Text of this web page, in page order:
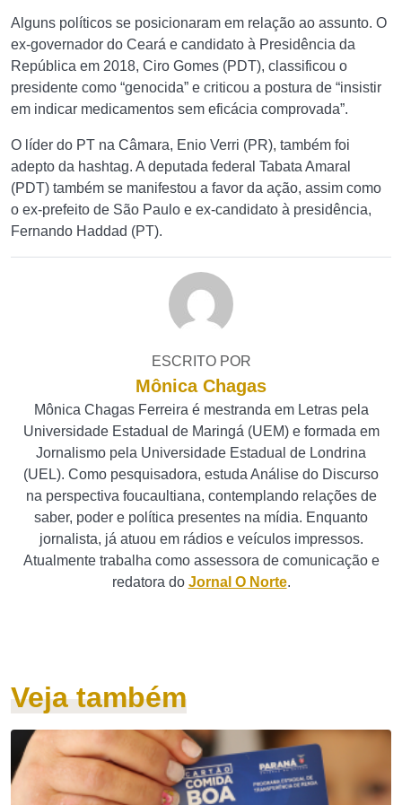
Alguns políticos se posicionaram em relação ao assunto. O
ex-governador do Ceará e candidato à Presidência da
República em 2018, Ciro Gomes (PDT), classificou o
presidente como “genocida” e criticou a postura de “insistir
em indicar medicamentos sem eficácia comprovada”.
O líder do PT na Câmara, Enio Verri (PR), também foi
adepto da hashtag. A deputada federal Tabata Amaral
(PDT) também se manifestou a favor da ação, assim como
o ex-prefeito de São Paulo e ex-candidato à presidência,
Fernando Haddad (PT).
ESCRITO POR
Mônica Chagas
Mônica Chagas Ferreira é mestranda em Letras pela
Universidade Estadual de Maringá (UEM) e formada em
Jornalismo pela Universidade Estadual de Londrina
(UEL). Como pesquisadora, estuda Análise do Discurso
na perspectiva foucaultiana, contemplando relações de
saber, poder e política presentes na mídia. Enquanto
jornalista, já atuou em rádios e veículos impressos.
Atualmente trabalha como assessora de comunicação e
redatora do Jornal O Norte.
Veja também